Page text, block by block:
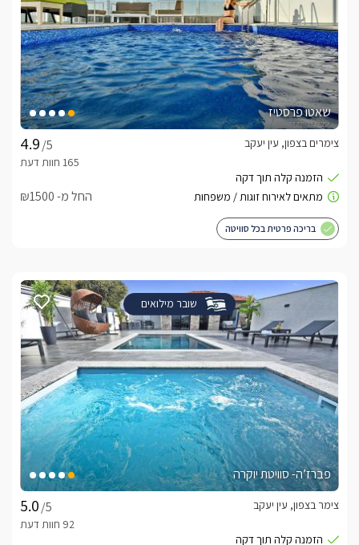
שאטו פרסטיז
/5
צימרים בצפון, עין יעקב
החל מ- ₪1500
בריכה פרטית בכל סוויטה
שובר מילואים
פברז’ה- סוויטת יוקרה
/5
צימר בצפון, עין יעקב